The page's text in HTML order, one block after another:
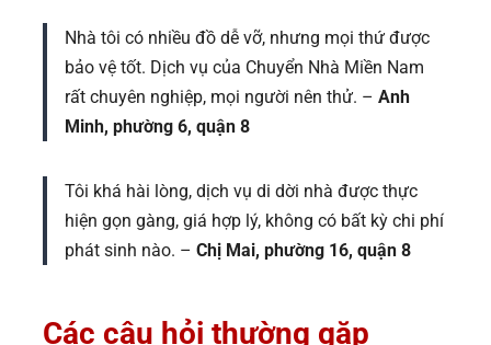
Nhà tôi có nhiều đồ dễ vỡ, nhưng mọi thứ được
bảo vệ tốt. Dịch vụ của Chuyển Nhà Miền Nam
rất chuyên nghiệp, mọi người nên thử. – Anh
Minh, phường 6, quận 8
Tôi khá hài lòng, dịch vụ di dời nhà được thực
hiện gọn gàng, giá hợp lý, không có bất kỳ chi phí
phát sinh nào. – Chị Mai, phường 16, quận 8
Các câu hỏi thường gặp